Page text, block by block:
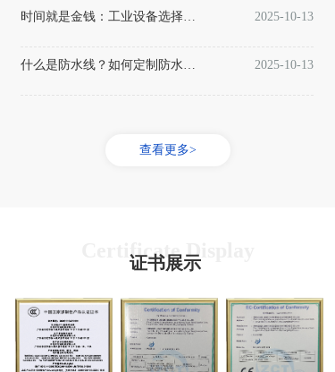
时间就是金钱：工业设备选择连接器的早期规划至关重要 2025-10-13
什么是防水线？如何定制防水线？ 2025-10-13
查看更多>
Certificate Display
证书展示